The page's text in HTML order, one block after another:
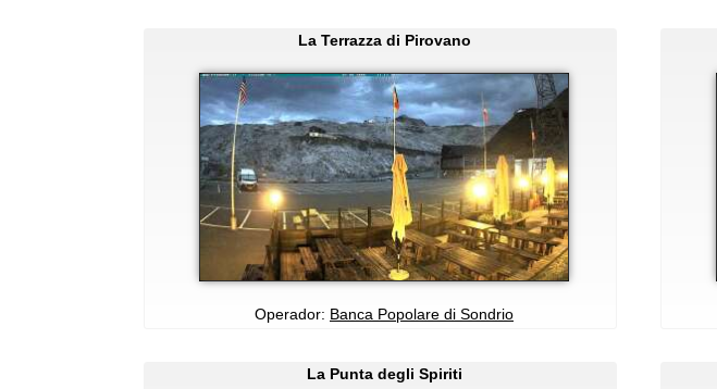
La Terrazza di Pirovano
Operador: Banca Popolare di Sondrio
La Punta degli Spiriti